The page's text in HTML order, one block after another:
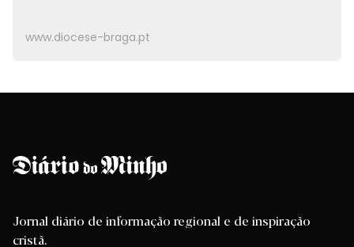
www.diocese-braga.pt
Jornal diário de informação regional e de inspiração
cristã.